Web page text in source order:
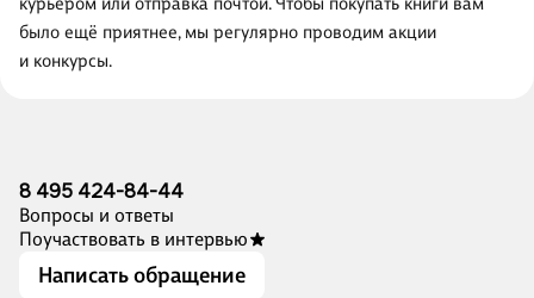
было ещё приятнее, мы регулярно проводим акции
и конкурсы.
8 495 424-84-44
Вопросы и ответы
Поучаствовать в интервью
Написать обращение